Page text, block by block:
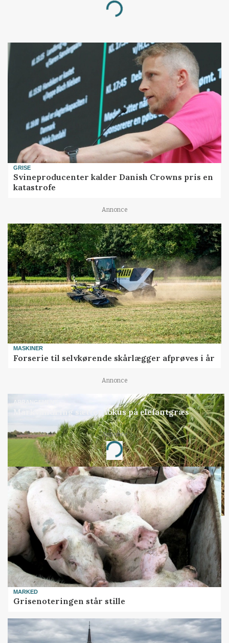
Loading...
GRISE
Svineproducenter kalder Danish Crowns pris en
katastrofe
Annonce
MASKINER
Forserie til selvkørende skårlægger afprøves i år
Annonce
ARRANGEMENT
Markvandring sætter fokus på elefantgræs
Annonce
Loading...
MARKED
Grisenoteringen står stille